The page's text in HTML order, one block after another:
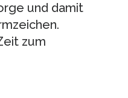
und damit
zum